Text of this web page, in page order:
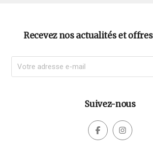
Recevez nos actualités et
Suivez-nous
 